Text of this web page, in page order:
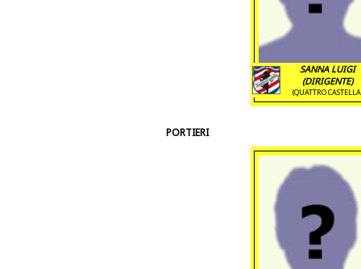
SANNA LUIGI
(DIRIGENTE)
(QUATTRO
PORTIERI